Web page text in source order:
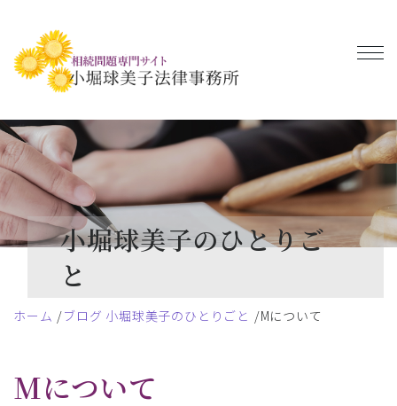
小堀球美子のひとりご
と
ホーム ブログ 小堀球美子のひとりごと Mについて
Mについて